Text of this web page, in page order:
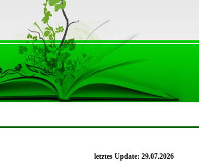
letztes Update: 29.07.2026